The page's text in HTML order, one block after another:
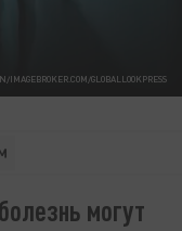
GLOBALLOOKPRESS
могут